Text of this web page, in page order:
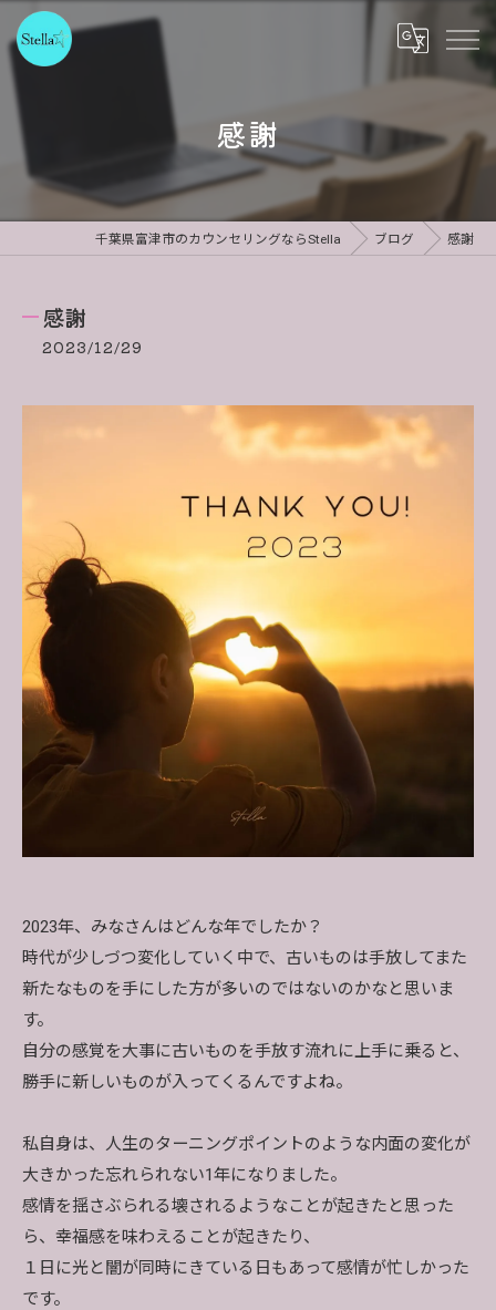
感謝
千葉県富津市のカウンセリングならStella ブログ 感謝
感謝
2023/12/29
2023年、みなさんはどんな年でしたか？
時代が少しづつ変化していく中で、古いものは手放してまた
新たなものを手にした方が多いのではないのかなと思いま
す。
自分の感覚を大事に古いものを手放す流れに上手に乗ると、
勝手に新しいものが入ってくるんですよね。
私自身は、人生のターニングポイントのような内面の変化が
大きかった忘れられない1年になりました。
感情を揺さぶられる壊されるようなことが起きたと思った
ら、幸福感を味わえることが起きたり、
１日に光と闇が同時にきている日もあって感情が忙しかった
です。